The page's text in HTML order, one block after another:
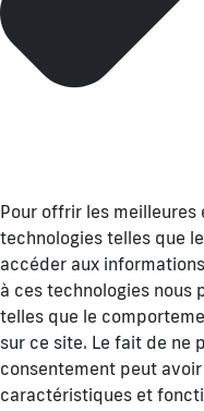
Pour offrir les meilleures
technologies telles que
accéder aux
à ces technologies
telles que le
sur ce site. Le fait de ne
consentement peut
caractéristiques et